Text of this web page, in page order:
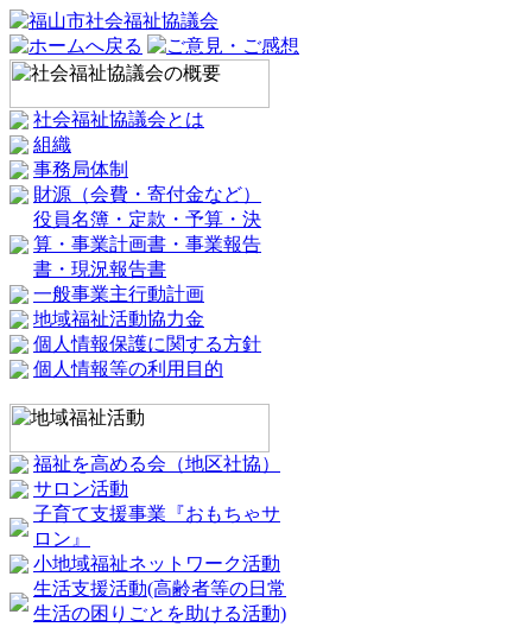
社会福祉協議会とは
組織
事務局体制
財源（会費・寄付金など）
役員名簿・定款・予算・決
算・事業計画書・事業報告
書・現況報告書
一般事業主行動計画
地域福祉活動協力金
個人情報保護に関する方針
個人情報等の利用目的
福祉を高める会（地区社協）
サロン活動
子育て支援事業『おもちゃサ
ロン』
小地域福祉ネットワーク活動
生活支援活動(高齢者等の日常
生活の困りごとを助ける活動)